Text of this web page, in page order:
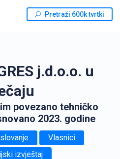
Pretraži 600k tvrtki
j.d.o.o. u
povezano tehničko
2023. godine
Vlasnici
izvještaj